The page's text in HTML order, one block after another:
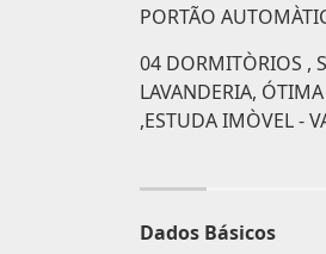
PORTÃO
04 DORMITÒRIOS ,
LAVANDERIA,
,ESTUDA IMÒVEL -
Dados Básicos